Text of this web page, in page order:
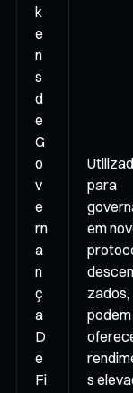
k
e
n
s
d
e
G
o
v
e
rn
a
n
ç
a
D
e
Fi
para
em
zados,
podem
s